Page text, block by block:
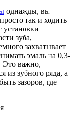
однажды, вы
так и ходить
установки
зуба,
захватывает
эмаль на 0,3-
Это важно,
из зубного ряда, а
зазоров, где